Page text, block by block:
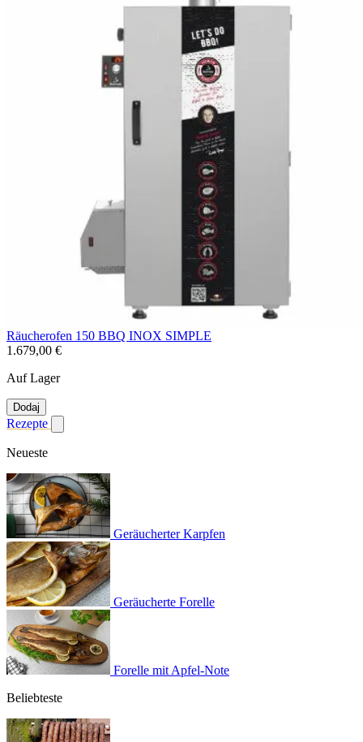
Räucherofen 150 BBQ INOX SIMPLE
1.679,00 €
Auf Lager
Dodaj
Rezepte
Untermenü für Rezepte anzeigen
Neueste
Geräucherter Karpfen
Geräucherte Forelle
Forelle mit Apfel-Note
Beliebteste